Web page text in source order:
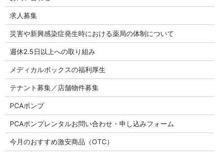
求人募集
災害や新興感染症発生時における薬局の体制について
週休2.5日以上への取り組み
メディカルボックスの福利厚生
テナント募集／店舗物件募集
PCAポンプ
PCAポンプレンタルお問い合わせ・申し込みフォーム
今月のおすすめ激安商品（OTC）